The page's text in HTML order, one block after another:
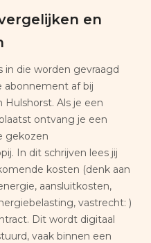
en
in die worden gevraagd
abonnement af bij
Hulshorst. Als je een
ontvang je een
gekozen
In dit schrijven lees jij
kosten (denk aan
aansluitkosten,
vastrecht: )
Dit wordt digitaal
vaak binnen een